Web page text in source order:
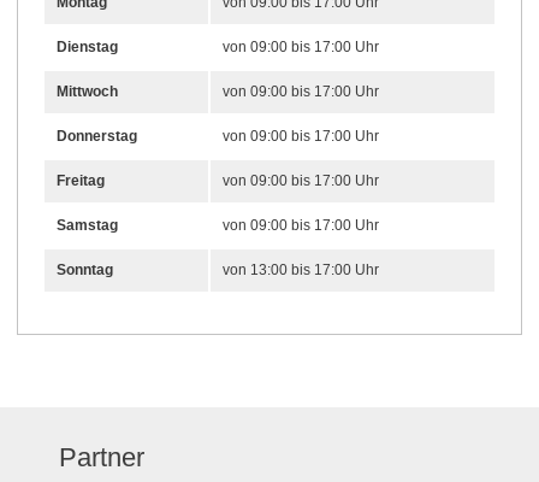
Dienstag von 09:00 bis 17:00 Uhr
Mittwoch von 09:00 bis 17:00 Uhr
Donnerstag von 09:00 bis 17:00 Uhr
Freitag von 09:00 bis 17:00 Uhr
Samstag von 09:00 bis 17:00 Uhr
Sonntag von 13:00 bis 17:00 Uhr
Partner